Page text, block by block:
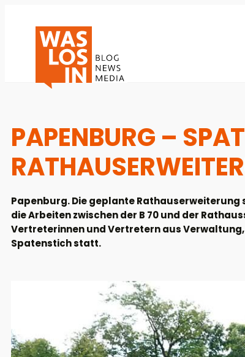
PAPENBURG –
Papenburg. Die geplante Rathauserweiterung
die Arbeiten zwischen der B 70 und der
Vertreterinnen und Vertretern aus
Spatenstich statt.